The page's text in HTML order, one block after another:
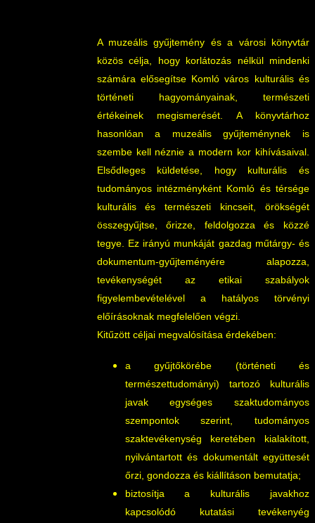
A muzeális gyűjtemény és a városi könyvtár
közös célja, hogy korlátozás nélkül mindenki
számára elősegítse Komló város kulturális és
történeti hagyományainak, természeti
értékeinek megismerését. A könyvtárhoz
hasonlóan a muzeális gyűjteménynek is
szembe kell néznie a modern kor kihívásaival.
Elsődleges küldetése, hogy kulturális és
tudományos intézményként Komló és térsége
kulturális és természeti kincseit, örökségét
összegyűjtse, őrizze, feldolgozza és közzé
tegye. Ez irányú munkáját gazdag műtárgy- és
dokumentum-gyűjteményére alapozza,
tevékenységét az etikai szabályok
figyelembevételével a hatályos törvényi
előírásoknak megfelelően végzi.
Kitűzött céljai megvalósítása érdekében:
a gyűjtőkörébe (történeti és
természettudományi) tartozó kulturális
javak egységes szaktudományos
szempontok szerint, tudományos
szaktevékenység keretében kialakított,
nyilvántartott és dokumentált együttesét
őrzi, gondozza és kiállításon bemutatja;
biztosítja a kulturális javakhoz
kapcsolódó kutatási tevékenyég